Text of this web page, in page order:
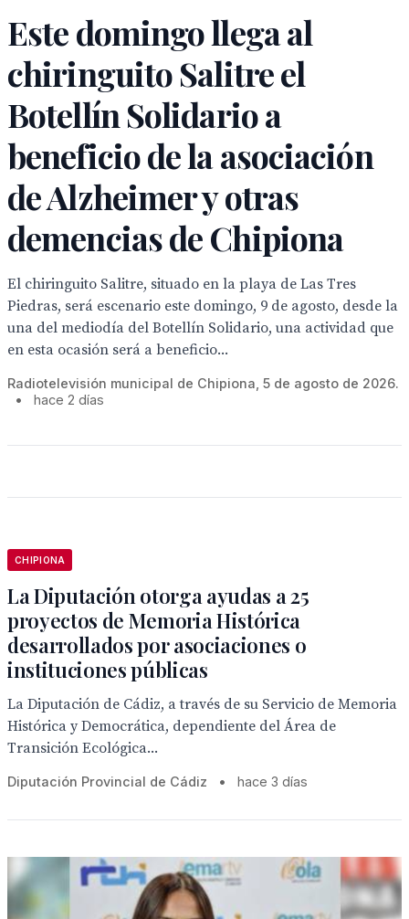
Este domingo llega al
chiringuito Salitre el
Botellín Solidario a
beneficio de la asociación
de Alzheimer y otras
demencias de Chipiona
El chiringuito Salitre, situado en la playa de Las Tres
Piedras, será escenario este domingo, 9 de agosto, desde la
una del mediodía del Botellín Solidario, una actividad que
en esta ocasión será a beneficio...
Radiotelevisión municipal de Chipiona, 5 de agosto de 2026.
•
hace 2 días
CHIPIONA
La Diputación otorga ayudas a 25
proyectos de Memoria Histórica
desarrollados por asociaciones o
instituciones públicas
La Diputación de Cádiz, a través de su Servicio de Memoria
Histórica y Democrática, dependiente del Área de
Transición Ecológica...
Diputación Provincial de Cádiz • hace 3 días